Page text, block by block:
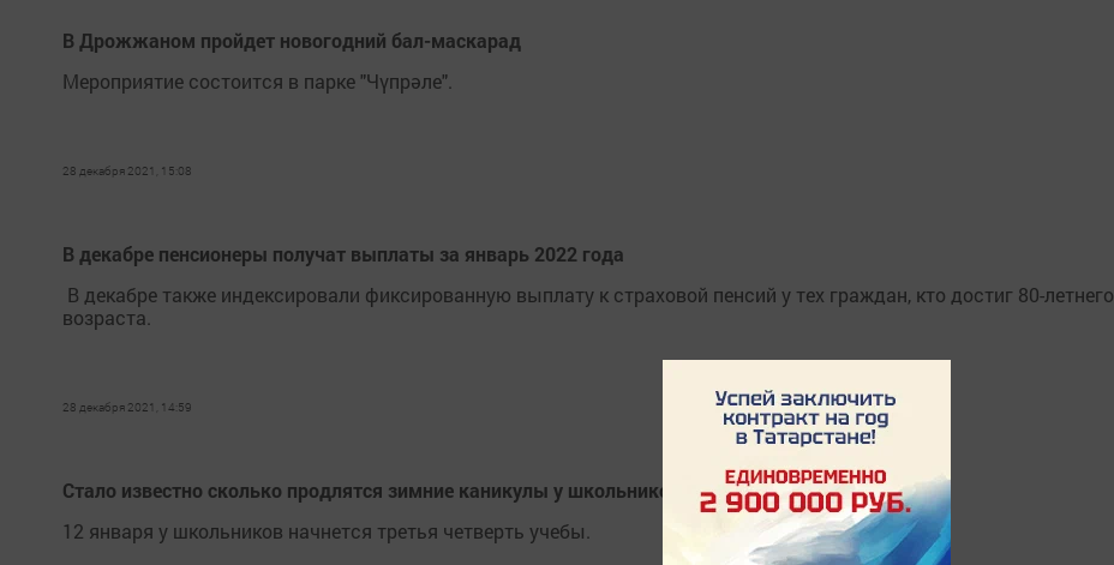
В Дрожжаном пройдет новогодний бал-маскарад
Мероприятие состоится в парке "Чүпрәле".
28 декабря 2021, 15:08
В декабре пенсионеры получат выплаты за январь 2022 года
В декабре также индексировали фиксированную выплату к страховой пенсий у тех граждан, кто достиг 80-летнего
возраста.
28 декабря 2021, 14:59
Стало известно сколько продлятся зимние каникулы у школьников в Татарстане
12 января у школьников начнется третья четверть учебы.